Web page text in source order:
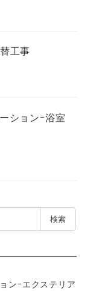
工事
ションｰ浴室
検索
ンｰエクステリア